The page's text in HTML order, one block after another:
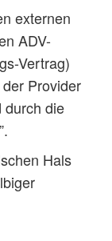
externen
ADV-
Vertrag)
Provider
durch die
Hals